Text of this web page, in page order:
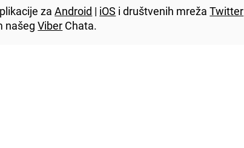
zaAndroid | iOS i društvenih mrežaTwitter
našegViber Chata.